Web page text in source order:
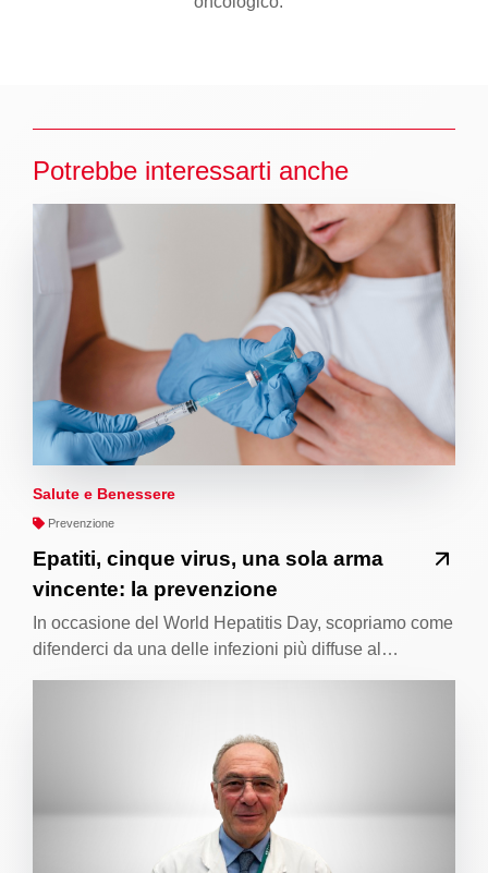
Potrebbe interessarti anche
Salute e Benessere
Prevenzione
Epatiti, cinque virus, una sola arma
vincente: la prevenzione
In occasione del World Hepatitis Day, scopriamo come
difenderci da una delle infezioni più diffuse al…